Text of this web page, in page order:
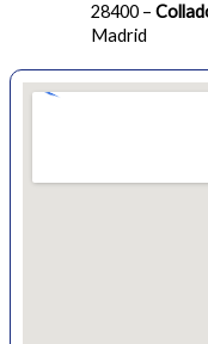
28400 –
Madrid